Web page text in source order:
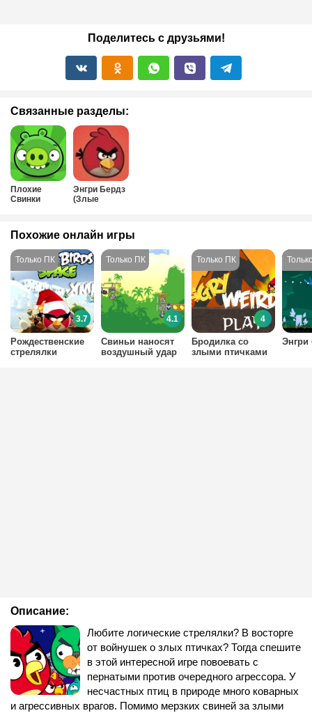
Поделитесь с друзьями!
Связанные разделы:
Плохие
Свинки
Энгри Бердз
(Злые
Описание:
Любите логические стрелялки? В восторге
от войнушек о злых птичках? Тогда спешите
в этой интересной игре повоевать с
пернатыми против очередного агрессора. У
несчастных птиц в природе много коварных
и агрессивных врагов. Помимо мерзких свиней за злыми
Похожие онлайн игры
Рождественские
стрелялки
3.7
Свиньи наносят
воздушный удар
4.1
Бродилка со
злыми птичками
4
Энгри